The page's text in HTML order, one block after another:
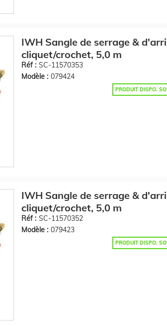
IWH Sangle de serrage &
cliquet/crochet, 5,0 m
Réf : SC-11570353
Modèle : 079424
PRODUIT DISPO.
IWH Sangle de serrage &
cliquet/crochet, 5,0 m
Réf : SC-11570352
Modèle : 079423
PRODUIT DISPO.